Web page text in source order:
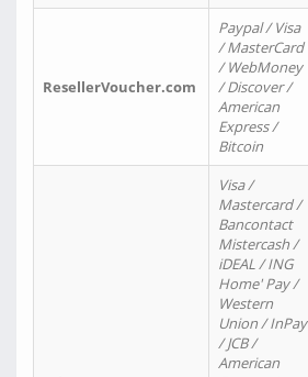
ResellerVoucher.com
Paypal / Visa
/ MasterCard
/ WebMoney
/ Discover /
American
Express /
Bitcoin
Visa /
Mastercard /
Bancontact
Mistercash /
iDEAL / ING
Home' Pay /
Western
Union / InPay
/ JCB /
American